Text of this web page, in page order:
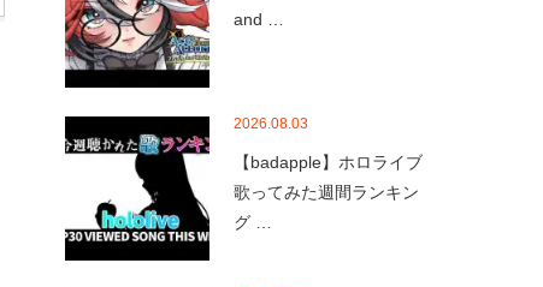
and …
2026.08.03
【badapple】ホロライブ
歌ってみた週間ランキン
グ …